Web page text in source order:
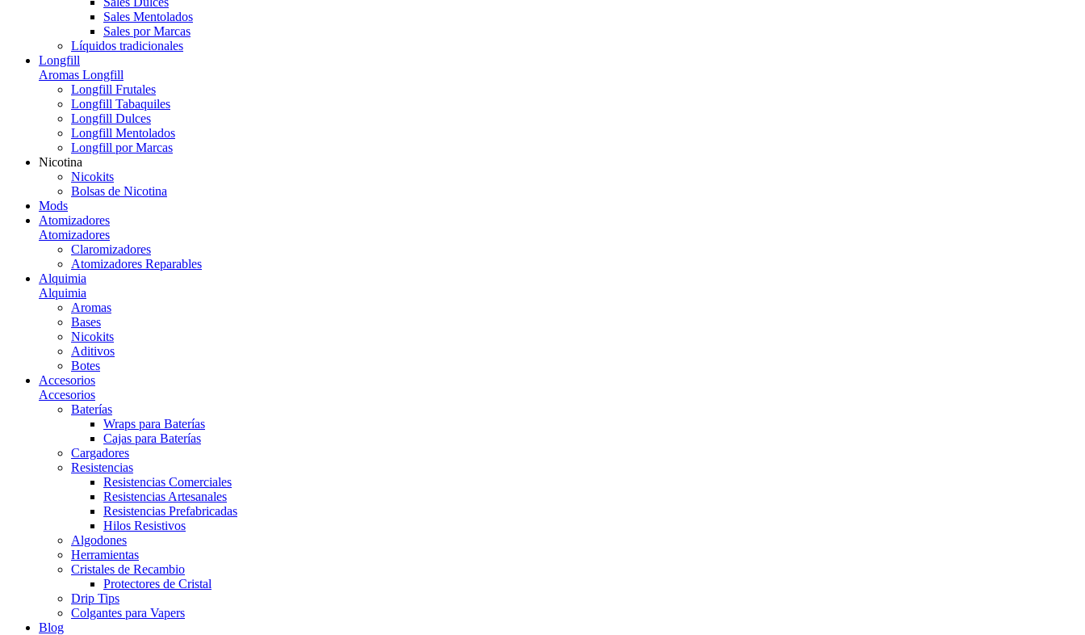
Sales Mentolados
Sales por Marcas
Líquidos tradicionales
Longfill
Aromas Longfill
Longfill Frutales
Longfill Tabaquiles
Longfill Dulces
Longfill Mentolados
Longfill por Marcas
Nicotina
Nicokits
Bolsas de Nicotina
Mods
Atomizadores
Atomizadores
Claromizadores
Atomizadores Reparables
Alquimia
Alquimia
Aromas
Bases
Nicokits
Aditivos
Botes
Accesorios
Accesorios
Baterías
Wraps para Baterías
Cajas para Baterías
Cargadores
Resistencias
Resistencias Comerciales
Resistencias Artesanales
Resistencias Prefabricadas
Hilos Resistivos
Algodones
Herramientas
Cristales de Recambio
Protectores de Cristal
Drip Tips
Colgantes para Vapers
Blog